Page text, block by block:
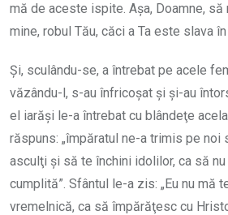
mă de aceste ispite. Aşa, Doamne,
mine, robul Tău, căci a Ta este slava
Şi, sculându-se, a întrebat pe acele
văzându-l, s-au înfricoşat şi şi-au
el iarăşi le-a întrebat cu blândeţe
răspuns: „împăratul ne-a trimis pe
asculţi şi să te închini idolilor, ca să
cumplită”. Sfântul le-a zis: „Eu nu mă
vremelnică, ca să împărăţesc cu